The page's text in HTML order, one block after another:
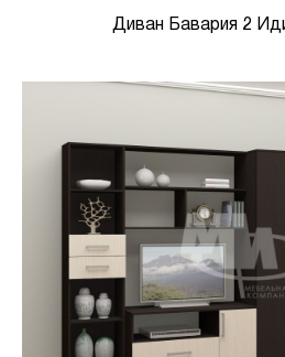
Диван Бавария 2